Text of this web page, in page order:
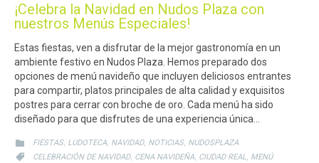
¡Celebra la Navidad en Nudos Plaza con
nuestros Menús Especiales!
Estas fiestas, ven a disfrutar de la mejor gastronomía en un
ambiente festivo en Nudos Plaza. Hemos preparado dos
opciones de menú navideño que incluyen deliciosos entrantes
para compartir, platos principales de alta calidad y exquisitos
postres para cerrar con broche de oro. Cada menú ha sido
diseñado para que disfrutes de una experiencia única…
 CATEGORY
FIESTAS, LUDOTECA, NAVIDAD, NOTICIAS, NUDOSPLAZA

CATEGORY
CELEBRACIÓN DE NAVIDAD, CENA NAVIDEÑA, CIUDAD REAL, MENÚ